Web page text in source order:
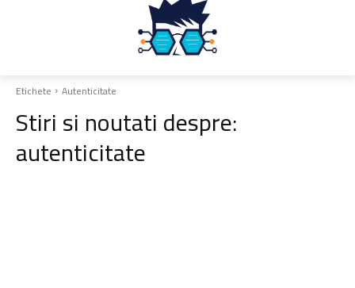
Etichete Autenticitate
Stiri si noutati despre:
autenticitate